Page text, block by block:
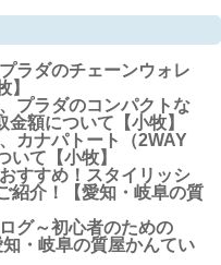
ラダのチェーンウォレ
】
プラダのコンパクトな
額について【小牧】
カナパトート（2WAY
て【小牧】
すすめ！スタイリッシ
紹介！【愛知・岐阜の質
グ～初心者のための
・岐阜の質屋かんてい